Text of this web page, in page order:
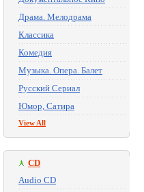
Драма. Мелодрама
Классика
Комедия
Музыка. Опера. Балет
Русский Сериал
Юмор, Сатира
View All
CD
Audio CD